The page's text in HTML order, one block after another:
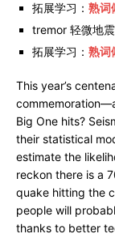
拓展学习： 熟词
tremor 轻微地
拓展学习： 熟词
This year’s
Big One hits?
their statistical
estimate the
reckon there is a
quake hitting the
people will
thanks to better